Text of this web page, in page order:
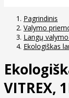
Pagrindinis
Valymo
Langų
Ekologiškas
VITREX,